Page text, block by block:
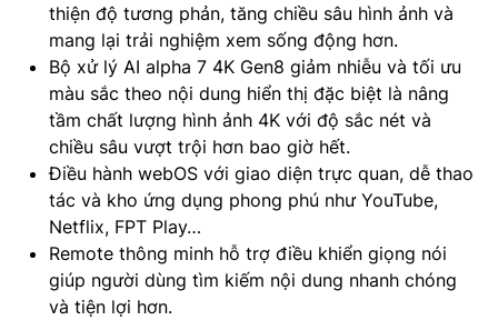
thiện độ tương phản, tăng chiều sâu hình ảnh và
mang lại trải nghiệm xem sống động hơn.
Bộ xử lý AI alpha 7 4K Gen8 giảm nhiễu và tối ưu
màu sắc theo nội dung hiển thị đặc biệt là nâng
tầm chất lượng hình ảnh 4K với độ sắc nét và
chiều sâu vượt trội hơn bao giờ hết.
Điều hành webOS với giao diện trực quan, dễ thao
tác và kho ứng dụng phong phú như YouTube,
Netflix, FPT Play…
Remote thông minh hỗ trợ điều khiển giọng nói
giúp người dùng tìm kiếm nội dung nhanh chóng
và tiện lợi hơn.